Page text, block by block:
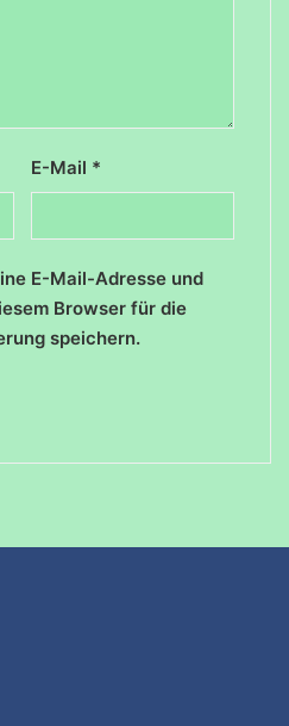
E-Mail *
E-Mail-Adresse und
Browser für die
speichern.